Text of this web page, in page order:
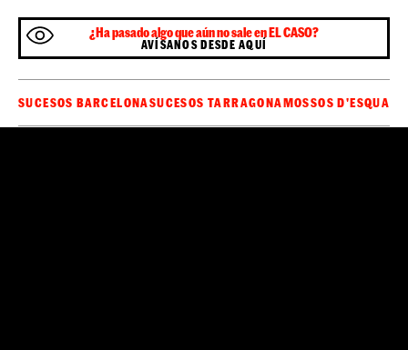
¿Ha pasado algo que aún no sale en EL CASO?
AVÍSANOS DESDE AQUÍ
SUCESOS BARCELONASUCESOS TARRAGONAMOSSOS